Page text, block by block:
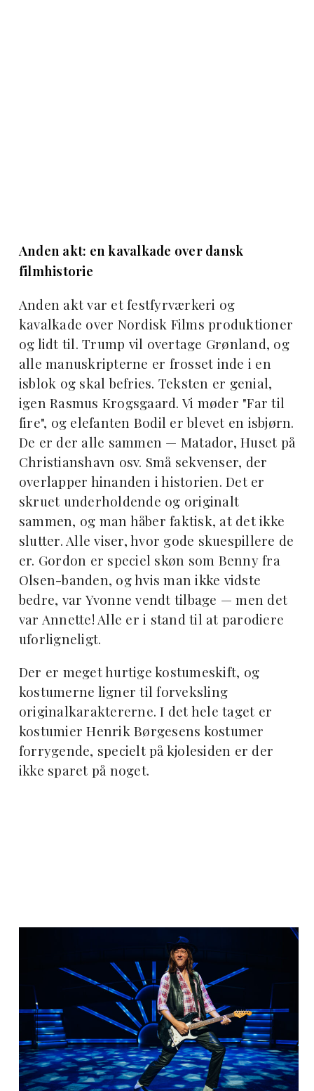
Anden akt: en kavalkade over dansk
filmhistorie
Anden akt var et festfyrværkeri og
kavalkade over Nordisk Films produktioner
og lidt til. Trump vil overtage Grønland, og
alle manuskripterne er frosset inde i en
isblok og skal befries. Teksten er genial,
igen Rasmus Krogsgaard. Vi møder "Far til
fire", og elefanten Bodil er blevet en isbjørn.
De er der alle sammen — Matador, Huset på
Christianshavn osv. Små sekvenser, der
overlapper hinanden i historien. Det er
skruet underholdende og originalt
sammen, og man håber faktisk, at det ikke
slutter. Alle viser, hvor gode skuespillere de
er. Gordon er speciel skøn som Benny fra
Olsen-banden, og hvis man ikke vidste
bedre, var Yvonne vendt tilbage — men det
var Annette! Alle er i stand til at parodiere
uforligneligt.
Der er meget hurtige kostumeskift, og
kostumerne ligner til forveksling
originalkaraktererne. I det hele taget er
kostumier Henrik Børgesens kostumer
forrygende, specielt på kjolesiden er der
ikke sparet på noget.